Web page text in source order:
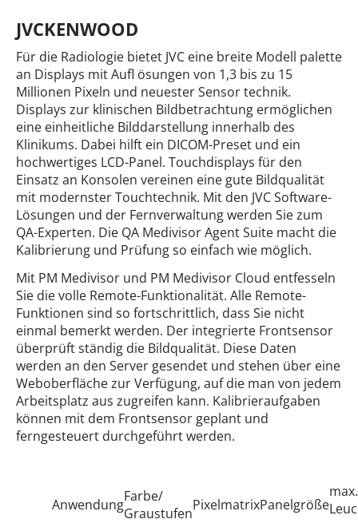
JVCKENWOOD
Für die Radiologie bietet JVC eine breite Modell palette
an Displays mit Aufl ösungen von 1,3 bis zu 15
Millionen Pixeln und neuester Sensor technik.
Displays zur klinischen Bildbetrachtung ermöglichen
eine einheitliche Bilddarstellung innerhalb des
Klinikums. Dabei hilft ein DICOM-Preset und ein
hochwertiges LCD-Panel. Touchdisplays für den
Einsatz an Konsolen vereinen eine gute Bildqualität
mit modernster Touchtechnik. Mit den JVC Software-
Lösungen und der Fernverwaltung werden Sie zum
QA-Experten. Die QA Medivisor Agent Suite macht die
Kalibrierung und Prüfung so einfach wie möglich.
Mit PM Medivisor und PM Medivisor Cloud entfesseln
Sie die volle Remote-Funktionalität. Alle Remote-
Funktionen sind so fortschrittlich, dass Sie nicht
einmal bemerkt werden. Der integrierte Frontsensor
überprüft ständig die Bildqualität. Diese Daten
werden an den Server gesendet und stehen über eine
Weboberfläche zur Verfügung, auf die man von jedem
Arbeitsplatz aus zugreifen kann. Kalibrieraufgaben
können mit dem Frontsensor geplant und
ferngesteuert durchgeführt werden.
AnwendungFarbe/
GraustufenPixelmatrixPanelgröße
max.